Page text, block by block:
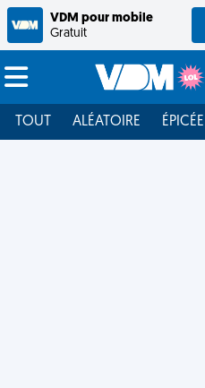
VDM pour mobile
Gratuit
TOUT ALÉATOIRE ÉPICÉE